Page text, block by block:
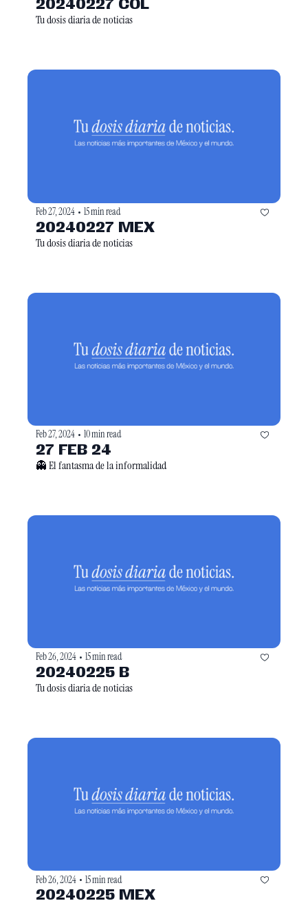
20240227 COL
Tu dosis diaria de noticias
Feb 27, 2024 • 15 min read
20240227 MEX
Tu dosis diaria de noticias
Feb 27, 2024 • 10 min read
27 FEB 24
👻 El fantasma de la informalidad
Feb 26, 2024 • 15 min read
20240225 B
Tu dosis diaria de noticias
Feb 26, 2024 • 15 min read
20240225 MEX